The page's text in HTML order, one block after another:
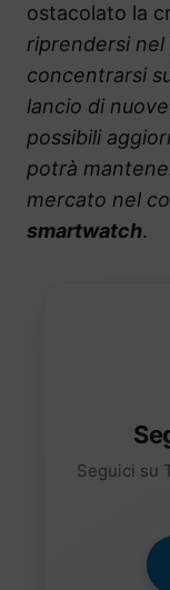
ostacolato la
riprendersi nel
concentrarsi
lancio di
possibili
potrà
mercato nel
smartwatch.
Seguici su